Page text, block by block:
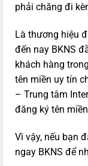
phải chăng đi
Là thương hiệu
đến nay BKNS
khách hàng
tên miền uy tín
– Trung tâm
đăng ký tên
Vì vậy, nếu bạn
ngay BKNS để